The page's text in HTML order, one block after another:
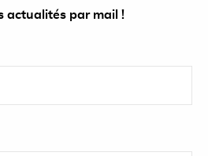
actualités par mail !